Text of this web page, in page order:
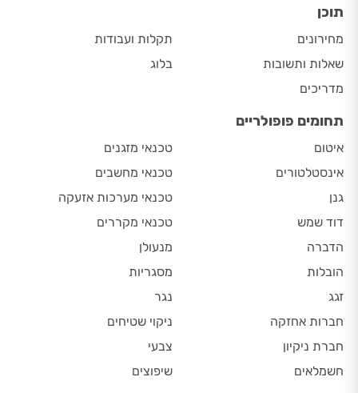
תוכן
מחירונים
שאלות ותשובות
מדריכים
תקלות ועבודות
בלוג
תחומים פופולריים
איטום
אינסטלטורים
גנן
דוד שמש
הדברה
הובלות
זגג
חברות אחזקה
חברת ניקיון
חשמלאים
טכנאי מזגנים
טכנאי מחשבים
טכנאי מערכות אזעקה
טכנאי מקררים
מנעולן
מסגריות
נגר
ניקוי שטיחים
צבעי
שיפוצים